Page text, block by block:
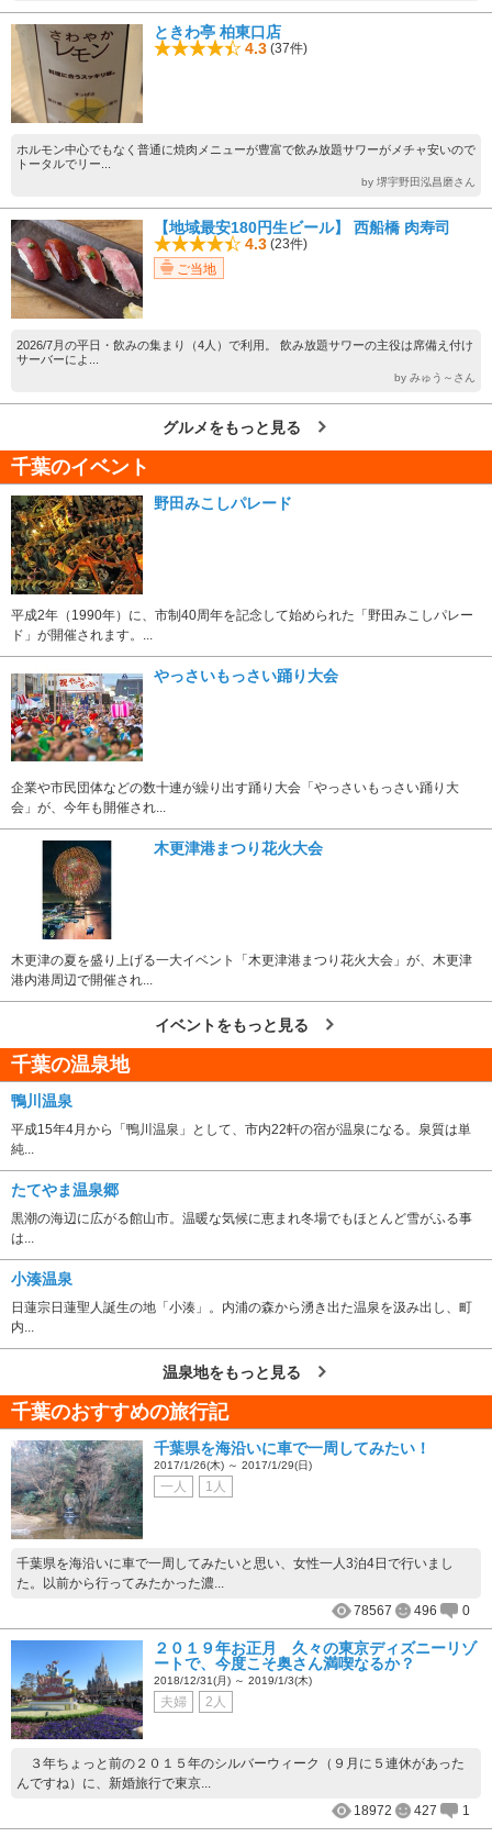
ときわ亭 柏東口店
4.3 (37件)
ホルモン中心でもなく普通に焼肉メニューが豊富で飲み放題サワーがメチャ安いので
トータルでリー...
by 堺宇野田泓昌磨さん
【地域最安180円生ビール】 西船橋 肉寿司
4.3 (23件)
ご当地
2026/7月の平日・飲みの集まり（4人）で利用。 飲み放題サワーの主役は席備え付け
サーバーによ...
by みゅう～さん
グルメをもっと見る
千葉のイベント
野田みこしパレード
平成2年（1990年）に、市制40周年を記念して始められた「野田みこしパレー
ド」が開催されます。...
やっさいもっさい踊り大会
企業や市民団体などの数十連が繰り出す踊り大会「やっさいもっさい踊り大
会」が、今年も開催され...
木更津港まつり花火大会
木更津の夏を盛り上げる一大イベント「木更津港まつり花火大会」が、木更津
港内港周辺で開催され...
イベントをもっと見る
千葉の温泉地
鴨川温泉
平成15年4月から「鴨川温泉」として、市内22軒の宿が温泉になる。泉質は単
純...
たてやま温泉郷
黒潮の海辺に広がる館山市。温暖な気候に恵まれ冬場でもほとんど雪がふる事
は...
小湊温泉
日蓮宗日蓮聖人誕生の地「小湊」。内浦の森から湧き出た温泉を汲み出し、町
内...
温泉地をもっと見る
千葉のおすすめの旅行記
千葉県を海沿いに車で一周してみたい！
2017/1/26(木) ～ 2017/1/29(日)
一人 1人
千葉県を海沿いに車で一周してみたいと思い、女性一人3泊4日で行いまし
た。以前から行ってみたかった濃...
78567
496 0
２０１９年お正月 久々の東京ディズニーリゾ
ートで、今度こそ奥さん満喫なるか？
2018/12/31(月) ～ 2019/1/3(木)
夫婦 2人
３年ちょっと前の２０１５年のシルバーウィーク（９月に５連休があった
んですね）に、新婚旅行で東京...
18972
427 1